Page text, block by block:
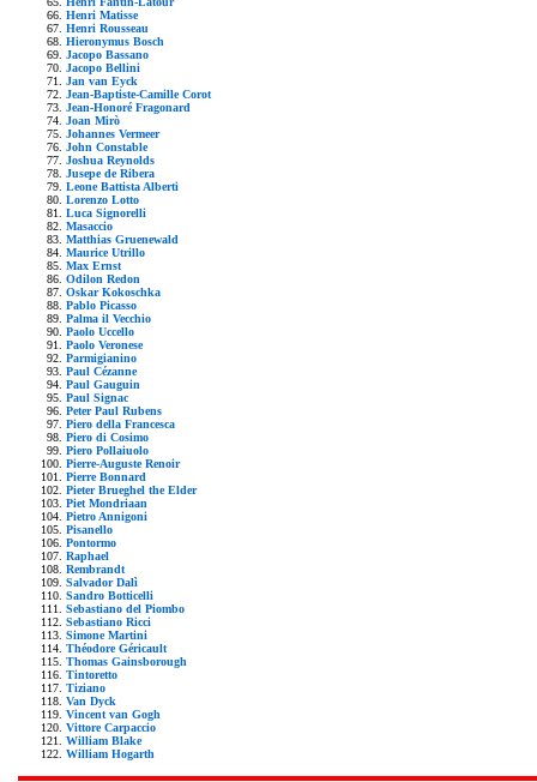
Henri Matisse
Henri Rousseau
Hieronymus Bosch
Jacopo Bassano
Jacopo Bellini
Jan van Eyck
Jean-Baptiste-Camille Corot
Jean-Honoré Fragonard
Joan Mirò
Johannes Vermeer
John Constable
Joshua Reynolds
Jusepe de Ribera
Leone Battista Alberti
Lorenzo Lotto
Luca Signorelli
Masaccio
Matthias Gruenewald
Maurice Utrillo
Max Ernst
Odilon Redon
Oskar Kokoschka
Pablo Picasso
Palma il Vecchio
Paolo Uccello
Paolo Veronese
Parmigianino
Paul Cézanne
Paul Gauguin
Paul Signac
Peter Paul Rubens
Piero della Francesca
Piero di Cosimo
Piero Pollaiuolo
Pierre-Auguste Renoir
Pierre Bonnard
Pieter Brueghel the Elder
Piet Mondriaan
Pietro Annigoni
Pisanello
Pontormo
Raphael
Rembrandt
Salvador Dalì
Sandro Botticelli
Sebastiano del Piombo
Sebastiano Ricci
Simone Martini
Théodore Géricault
Thomas Gainsborough
Tintoretto
Tiziano
Van Dyck
Vincent van Gogh
Vittore Carpaccio
William Blake
William Hogarth